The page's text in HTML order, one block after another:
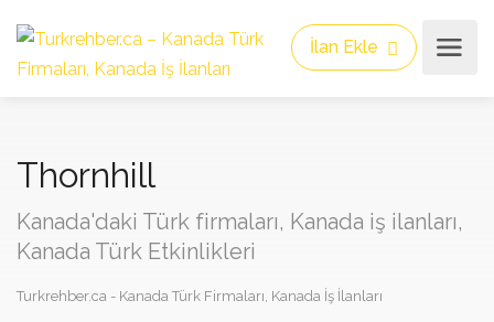
İlan Ekle
Thornhill
Kanada'daki Türk firmaları, Kanada iş ilanları,
Kanada Türk Etkinlikleri
Turkrehber.ca - Kanada Türk Firmaları, Kanada İş İlanları